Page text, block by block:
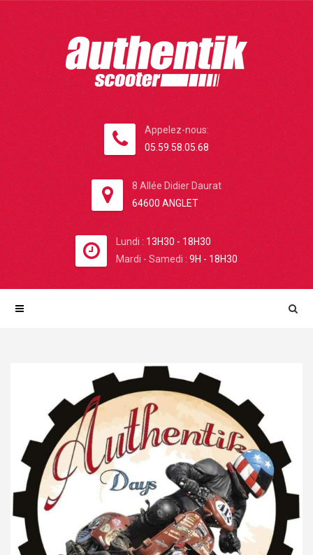
Appelez-nous:
05.59.58.05.68
8 Allée Didier Daurat
64600 ANGLET
Lundi : 13H30 - 18H30
Mardi - Samedi : 9H - 18H30
VOUS ÊTES ICI